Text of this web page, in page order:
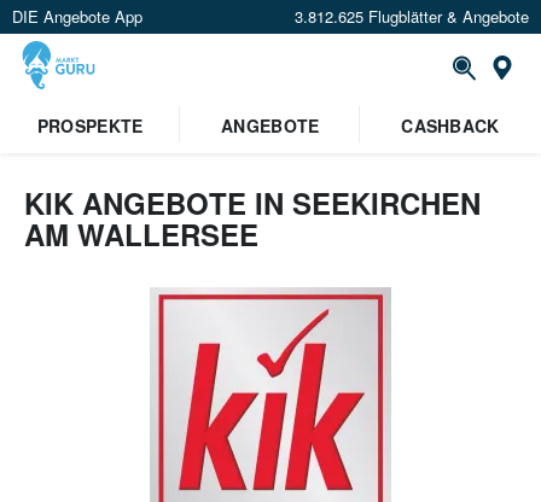
DIE Angebote App 3.812.625 Flugblätter & Angebote
PROSPEKTE
ANGEBOTE CASHBACK
KIK ANGEBOTE IN SEEKIRCHEN
AM WALLERSEE